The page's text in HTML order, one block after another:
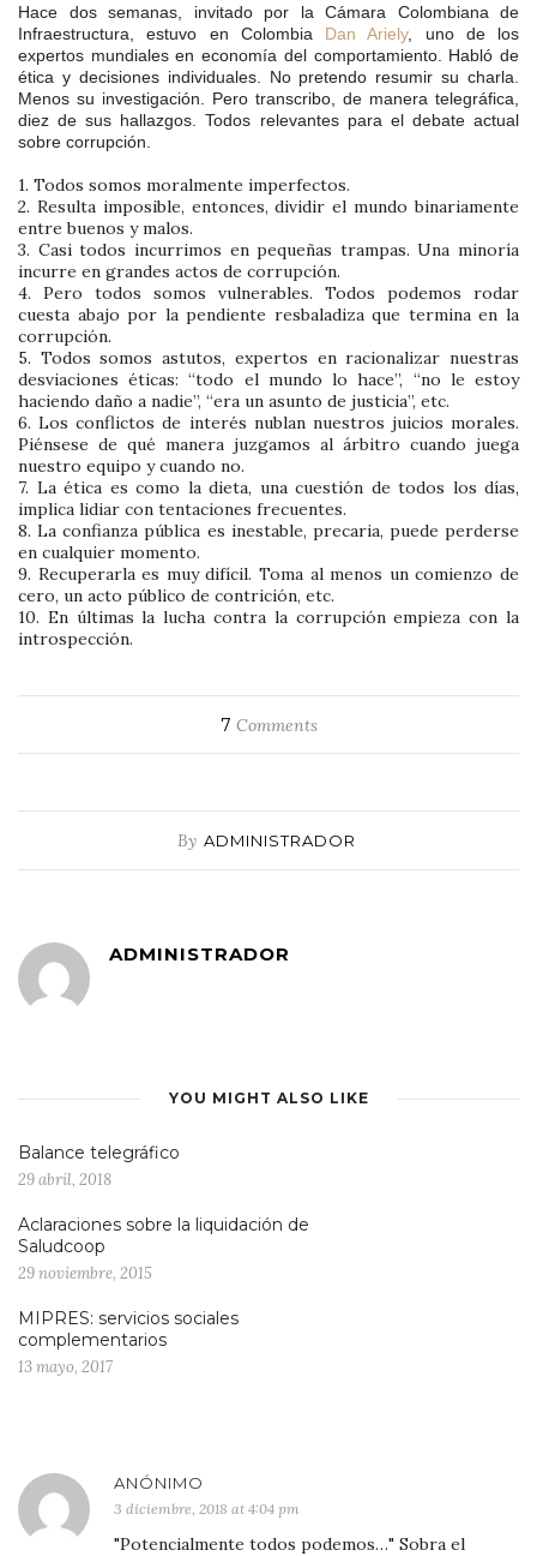
Hace dos semanas, invitado por la Cámara Colombiana de
Infraestructura, estuvo en Colombia Dan Ariely, uno de los
expertos mundiales en economía del comportamiento. Habló de
ética y decisiones individuales. No pretendo resumir su charla.
Menos su investigación. Pero transcribo, de manera telegráfica,
diez de sus hallazgos. Todos relevantes para el debate actual
sobre corrupción.
1. Todos somos moralmente imperfectos.
2. Resulta imposible, entonces, dividir el mundo binariamente
entre buenos y malos.
3. Casi todos incurrimos en pequeñas trampas. Una minoría
incurre en grandes actos de corrupción.
4. Pero todos somos vulnerables. Todos podemos rodar
cuesta abajo por la pendiente resbaladiza que termina en la
corrupción.
5. Todos somos astutos, expertos en racionalizar nuestras
desviaciones éticas: “todo el mundo lo hace”, “no le estoy
haciendo daño a nadie”, “era un asunto de justicia”, etc.
6. Los conflictos de interés nublan nuestros juicios morales.
Piénsese de qué manera juzgamos al árbitro cuando juega
nuestro equipo y cuando no.
7. La ética es como la dieta, una cuestión de todos los días,
implica lidiar con tentaciones frecuentes.
8. La confianza pública es inestable, precaria, puede perderse
en cualquier momento.
9. Recuperarla es muy difícil. Toma al menos un comienzo de
cero, un acto público de contrición, etc.
10. En últimas la lucha contra la corrupción empieza con la
introspección.
7 Comments
By ADMINISTRADOR
ADMINISTRADOR
YOU MIGHT ALSO LIKE
Balance telegráfico
29 abril, 2018
Aclaraciones sobre la liquidación de
Saludcoop
29 noviembre, 2015
MIPRES: servicios sociales
complementarios
13 mayo, 2017
ANÓNIMO
3 diciembre, 2018 at 4:04 pm
"Potencialmente todos podemos…" Sobra el